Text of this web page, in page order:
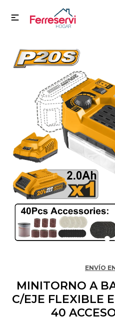

ENVÍO
MINITORNO A
C/EJE FLEXIBLE
40
Herramientas y
Electrodomésticos
Tecnología
Deportes
Camping
Mascotas